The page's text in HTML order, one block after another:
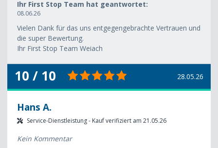
Ihr First Stop Team hat geantwortet:
08.06.26
Vielen Dank für das uns entgegengebrachte Vertrauen und
die super Bewertung.
Ihr First Stop Team Weiach
10 / 10 28.05.26
Hans A.
Service-Dienstleistung - Kauf verifiziert am 21.05.26
Kein Kommentar